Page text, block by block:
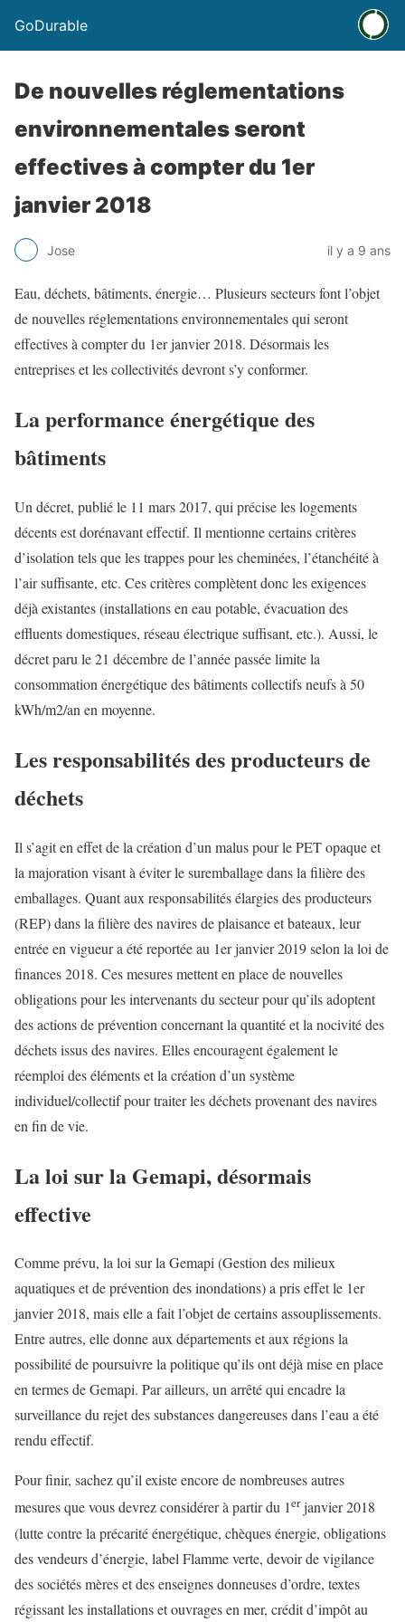
GoDurable
De nouvelles réglementations
environnementales seront
effectives à compter du 1er
janvier 2018
Jose il y a 9 ans
Eau, déchets, bâtiments, énergie… Plusieurs secteurs font l’objet
de nouvelles réglementations environnementales qui seront
effectives à compter du 1er janvier 2018. Désormais les
entreprises et les collectivités devront s’y conformer.
La performance énergétique des
bâtiments
Un décret, publié le 11 mars 2017, qui précise les logements
décents est dorénavant effectif. Il mentionne certains critères
d’isolation tels que les trappes pour les cheminées, l’étanchéité à
l’air suffisante, etc. Ces critères complètent donc les exigences
déjà existantes (installations en eau potable, évacuation des
effluents domestiques, réseau électrique suffisant, etc.). Aussi, le
décret paru le 21 décembre de l’année passée limite la
consommation énergétique des bâtiments collectifs neufs à 50
kWh/m2/an en moyenne.
Les responsabilités des producteurs de
déchets
Il s’agit en effet de la création d’un malus pour le PET opaque et
la majoration visant à éviter le suremballage dans la filière des
emballages. Quant aux responsabilités élargies des producteurs
(REP) dans la filière des navires de plaisance et bateaux, leur
entrée en vigueur a été reportée au 1er janvier 2019 selon la loi de
finances 2018. Ces mesures mettent en place de nouvelles
obligations pour les intervenants du secteur pour qu’ils adoptent
des actions de prévention concernant la quantité et la nocivité des
déchets issus des navires. Elles encouragent également le
réemploi des éléments et la création d’un système
individuel/collectif pour traiter les déchets provenant des navires
en fin de vie.
La loi sur la Gemapi, désormais
effective
Comme prévu, la loi sur la Gemapi (Gestion des milieux
aquatiques et de prévention des inondations) a pris effet le 1er
janvier 2018, mais elle a fait l’objet de certains assouplissements.
Entre autres, elle donne aux départements et aux régions la
possibilité de poursuivre la politique qu’ils ont déjà mise en place
en termes de Gemapi. Par ailleurs, un arrêté qui encadre la
surveillance du rejet des substances dangereuses dans l’eau a été
rendu effectif.
Pour finir, sachez qu’il existe encore de nombreuses autres
mesures que vous devrez considérer à partir du 1erjanvier 2018
(lutte contre la précarité énergétique, chèques énergie, obligations
des vendeurs d’énergie, label Flamme verte, devoir de vigilance
des sociétés mères et des enseignes donneuses d’ordre, textes
régissant les installations et ouvrages en mer, crédit d’impôt au